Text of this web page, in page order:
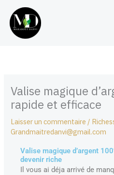
contenu
Valise magique
rapide et efficace
Laisser un commentaire /
Grandmaitredanvi@gmail.com
Valise magique d’argent
devenir riche
Il vous ai déja arrivé de